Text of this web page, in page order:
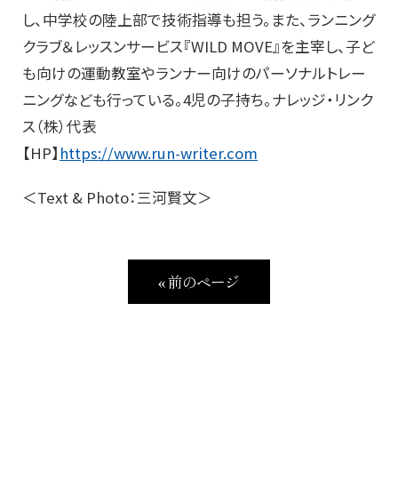
し、中学校の陸上部で技術指導も担う。また、ランニング
クラブ＆レッスンサービス『WILD MOVE』を主宰し、子ど
も向けの運動教室やランナー向けのパーソナルトレー
ニングなども行っている。4児の子持ち。ナレッジ・リンク
ス（株）代表
【HP】 https://www.run-writer.com
＜Text & Photo：三河賢文＞
« 前のページ